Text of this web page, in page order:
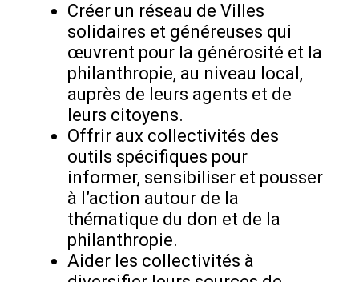
Créer un réseau de Villes
solidaires et généreuses qui
œuvrent pour la générosité et la
philanthropie, au niveau local,
auprès de leurs agents et de
leurs citoyens.
Offrir aux collectivités des
outils spécifiques pour
informer, sensibiliser et pousser
à l’action autour de la
thématique du don et de la
philanthropie.
Aider les collectivités à